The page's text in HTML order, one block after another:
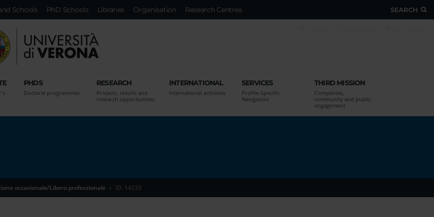
SEARCH
Schools PhD Schools Libraries Organisation Research Centres
PHDS
Doctoral programmes
RESEARCH
Projects, results and
research opportunities
INTERNATIONAL
International activities
SERVICES
Profile-Specific
Navigation
THIRD MISSION
Companies,
community and public
engagement
occasionale/Libero professionale ID. 14233